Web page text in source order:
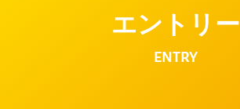
エントリー
ENTRY